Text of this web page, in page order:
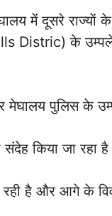
में दूसरे राज्याें के
Distric) के
मेघालय पुलिस के
किया जा रहा
है और आगे के